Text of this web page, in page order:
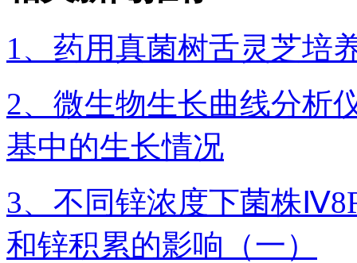
1、药用真菌树舌灵芝培
2、微生物生长曲线分析
基中的生长情况
3、不同锌浓度下菌株
和锌积累的影响（一）